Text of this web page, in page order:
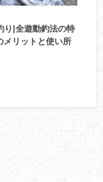
り|全遊動釣法の特
メリットと使い所